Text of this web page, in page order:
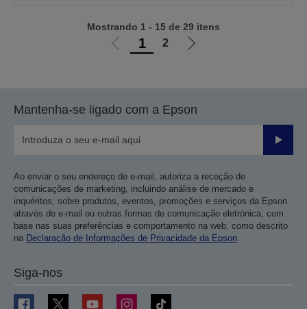
Ir
anterior
1 2
Ir
página
Mostrando 1 - 15 de 29 itens
Mantenha-se ligado com a Epson
Enviar
Ao enviar o seu endereço de e-mail, autoriza a receção de
comunicações de marketing, incluindo análise de mercado e
inquéritos, sobre produtos, eventos, promoções e serviços da Epson
através de e-mail ou outras formas de comunicação eletrónica, com
base nas suas preferências e comportamento na web, como descrito
na Declaração de Informações de Privacidade da Epson.
Siga-nos